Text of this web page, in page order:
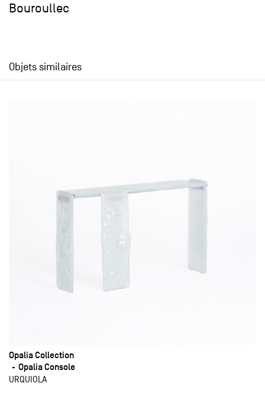
Bouroullec
Objets similaires
Opalia Collection
Opalia Console
URQUIOLA